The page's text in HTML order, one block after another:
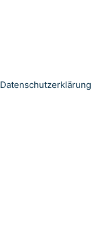
Datenschutzerklärung